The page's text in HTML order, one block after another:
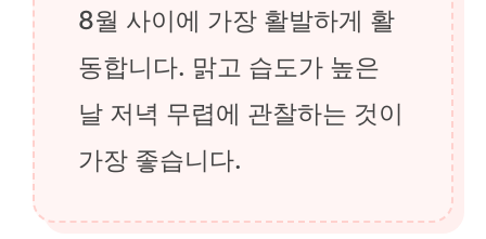
8월 사이에 가장 활발하게 활
동합니다. 맑고 습도가 높은
날 저녁 무렵에 관찰하는 것이
가장 좋습니다.